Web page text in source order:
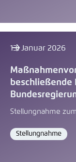
13. Januar 2026
beschließende
Stellungnahme
Format
Stellungnahme